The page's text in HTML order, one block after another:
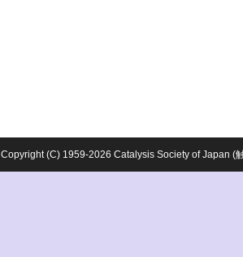
Copyright (C) 1959-2026 Catalysis Society of Japan (